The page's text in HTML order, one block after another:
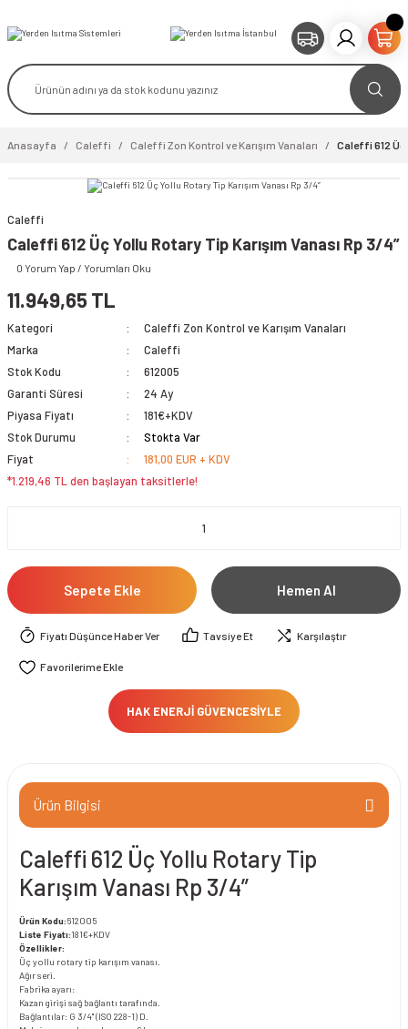
Anasayfa Caleffi Caleffi Zon Kontrol ve Karışım Vanaları Caleffi 612 Üç
video izle
Caleffi
Caleffi 612 Üç Yollu Rotary Tip Karışım Vanası Rp 3/4”
0 Yorum Yap / Yorumları Oku
11.949,65 TL
Kategori
Caleffi Zon Kontrol ve Karışım Vanaları
Marka
Caleffi
Stok Kodu
612005
Garanti Süresi
24 Ay
Piyasa Fiyatı
181€+KDV
Stok Durumu
Stokta Var
Fiyat
181,00 EUR + KDV
*1.219,46 TL den başlayan taksitlerle!
Sepete Ekle Hemen Al
Fiyatı Düşünce Haber Ver Tavsiye Et Karşılaştır
HAK ENERJİ GÜVENCESİYLE
Ürün Bilgisi
Caleffi 612 Üç Yollu Rotary Tip
Karışım Vanası Rp 3/4”
Ürün Kodu:612005
Liste Fiyatı:181€+KDV
Özellikler:
Üç yollu rotary tip karışım vanası.
Ağır seri.
Fabrika ayarı:
Kazan girişi sağ bağlantı tarafında.
Bağlantılar: G 3/4" (ISO 228-1) D.